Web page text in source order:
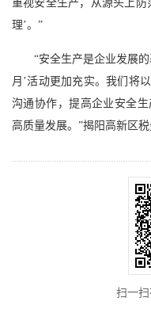
重视安全生产，从源头上防
理’。”
“安全生产是企业发展
月’活动更加充实。我们将
沟通协作，提高企业安全
高质量发展。”揭阳高新区
扫一